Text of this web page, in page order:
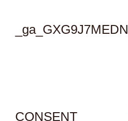
_ga_GXG9J7MEDN
CONSENT